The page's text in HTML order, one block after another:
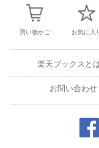
買い物かご お気に入
楽天ブックスと
お問い合わせ